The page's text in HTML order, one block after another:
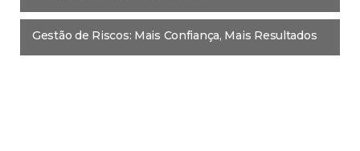
Gestão de Riscos: Mais Confiança, Mais Resultados